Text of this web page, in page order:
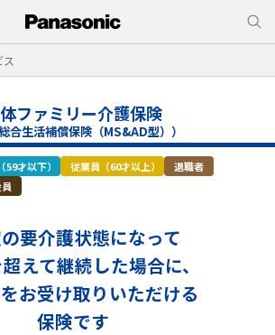
ファミリー介護保険
総合生活補償保険（MS&AD型））
59才以下） 従業員（60才以上）
退職者
要介護状態になって
えて継続した場合に、
お受け取りいただける
保険です